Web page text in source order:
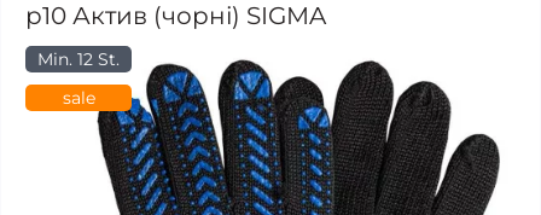
р10 Актив (чорні) SIGMA
Min. 12 St.
sale